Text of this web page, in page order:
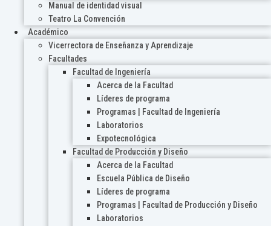
Manual de identidad visual
Teatro La Convención
Académico
Vicerrectora de Enseñanza y Aprendizaje
Facultades
Facultad de Ingeniería
Acerca de la Facultad
Líderes de programa
Programas | Facultad de Ingeniería
Laboratorios
Expotecnológica
Facultad de Producción y Diseño
Acerca de la Facultad
Escuela Pública de Diseño
Líderes de programa
Programas | Facultad de Producción y Diseño
Laboratorios